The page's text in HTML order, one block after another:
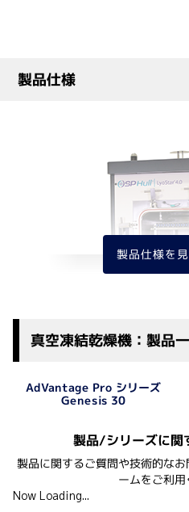
製品仕様
本体構成の選択
LyoStar 4.0は、標準モデル（基本
仕様あるいはアイソレーター仕様
製品仕様を
真空凍結乾燥機：製品
AdVantage Pro シリーズ
Genesis 30
製品/シリーズに関
製品に関するご質問や技術的な
ームをご利用
Now Loading...